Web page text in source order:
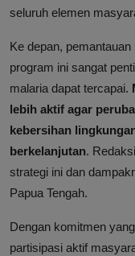
seluruh elemen
Ke depan,
program ini sangat
malaria dapat tercapai.
lebih aktif agar
kebersihan
berkelanjutan.
strategi ini dan
Papua Tengah.
Dengan komitmen
partisipasi aktif